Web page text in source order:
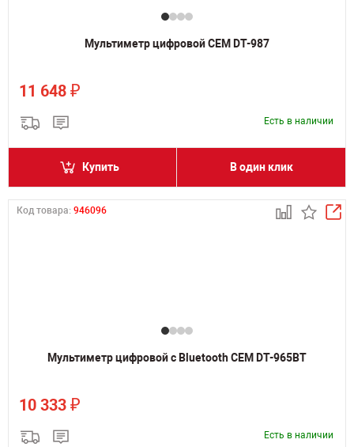
Мультиметр цифровой CEM DT-987
11 648 ₽
Есть в наличии
Купить В один клик
Код товара: 946096
Мультиметр цифровой с Bluetooth CEM DT-965BT
10 333 ₽
Есть в наличии